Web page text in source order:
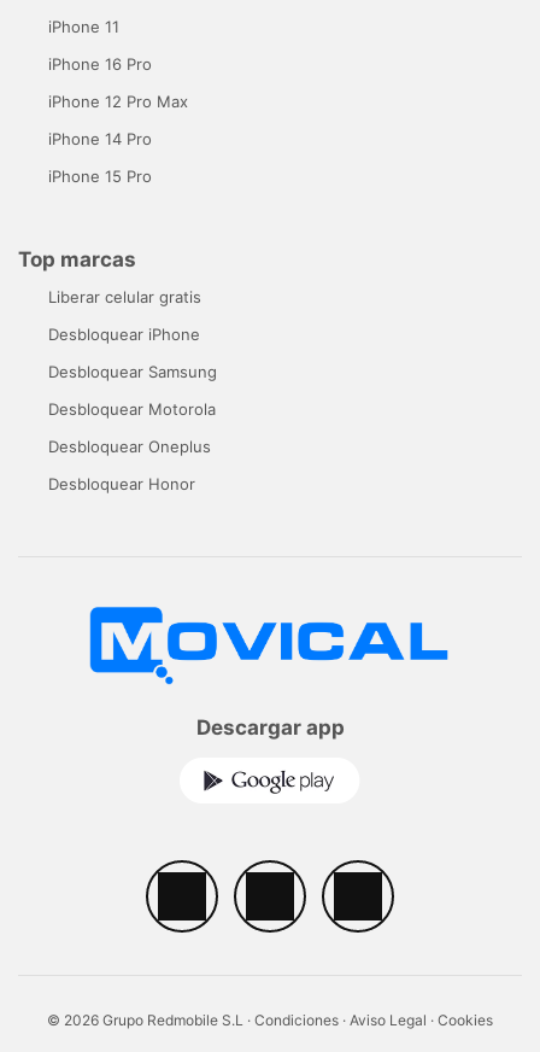
iPhone 11
iPhone 16 Pro
iPhone 12 Pro Max
iPhone 14 Pro
iPhone 15 Pro
Top marcas
Liberar celular gratis
Desbloquear iPhone
Desbloquear Samsung
Desbloquear Motorola
Desbloquear Oneplus
Desbloquear Honor
Descargar app
© 2026 Grupo Redmobile S.L · Condiciones · Aviso Legal · Cookies